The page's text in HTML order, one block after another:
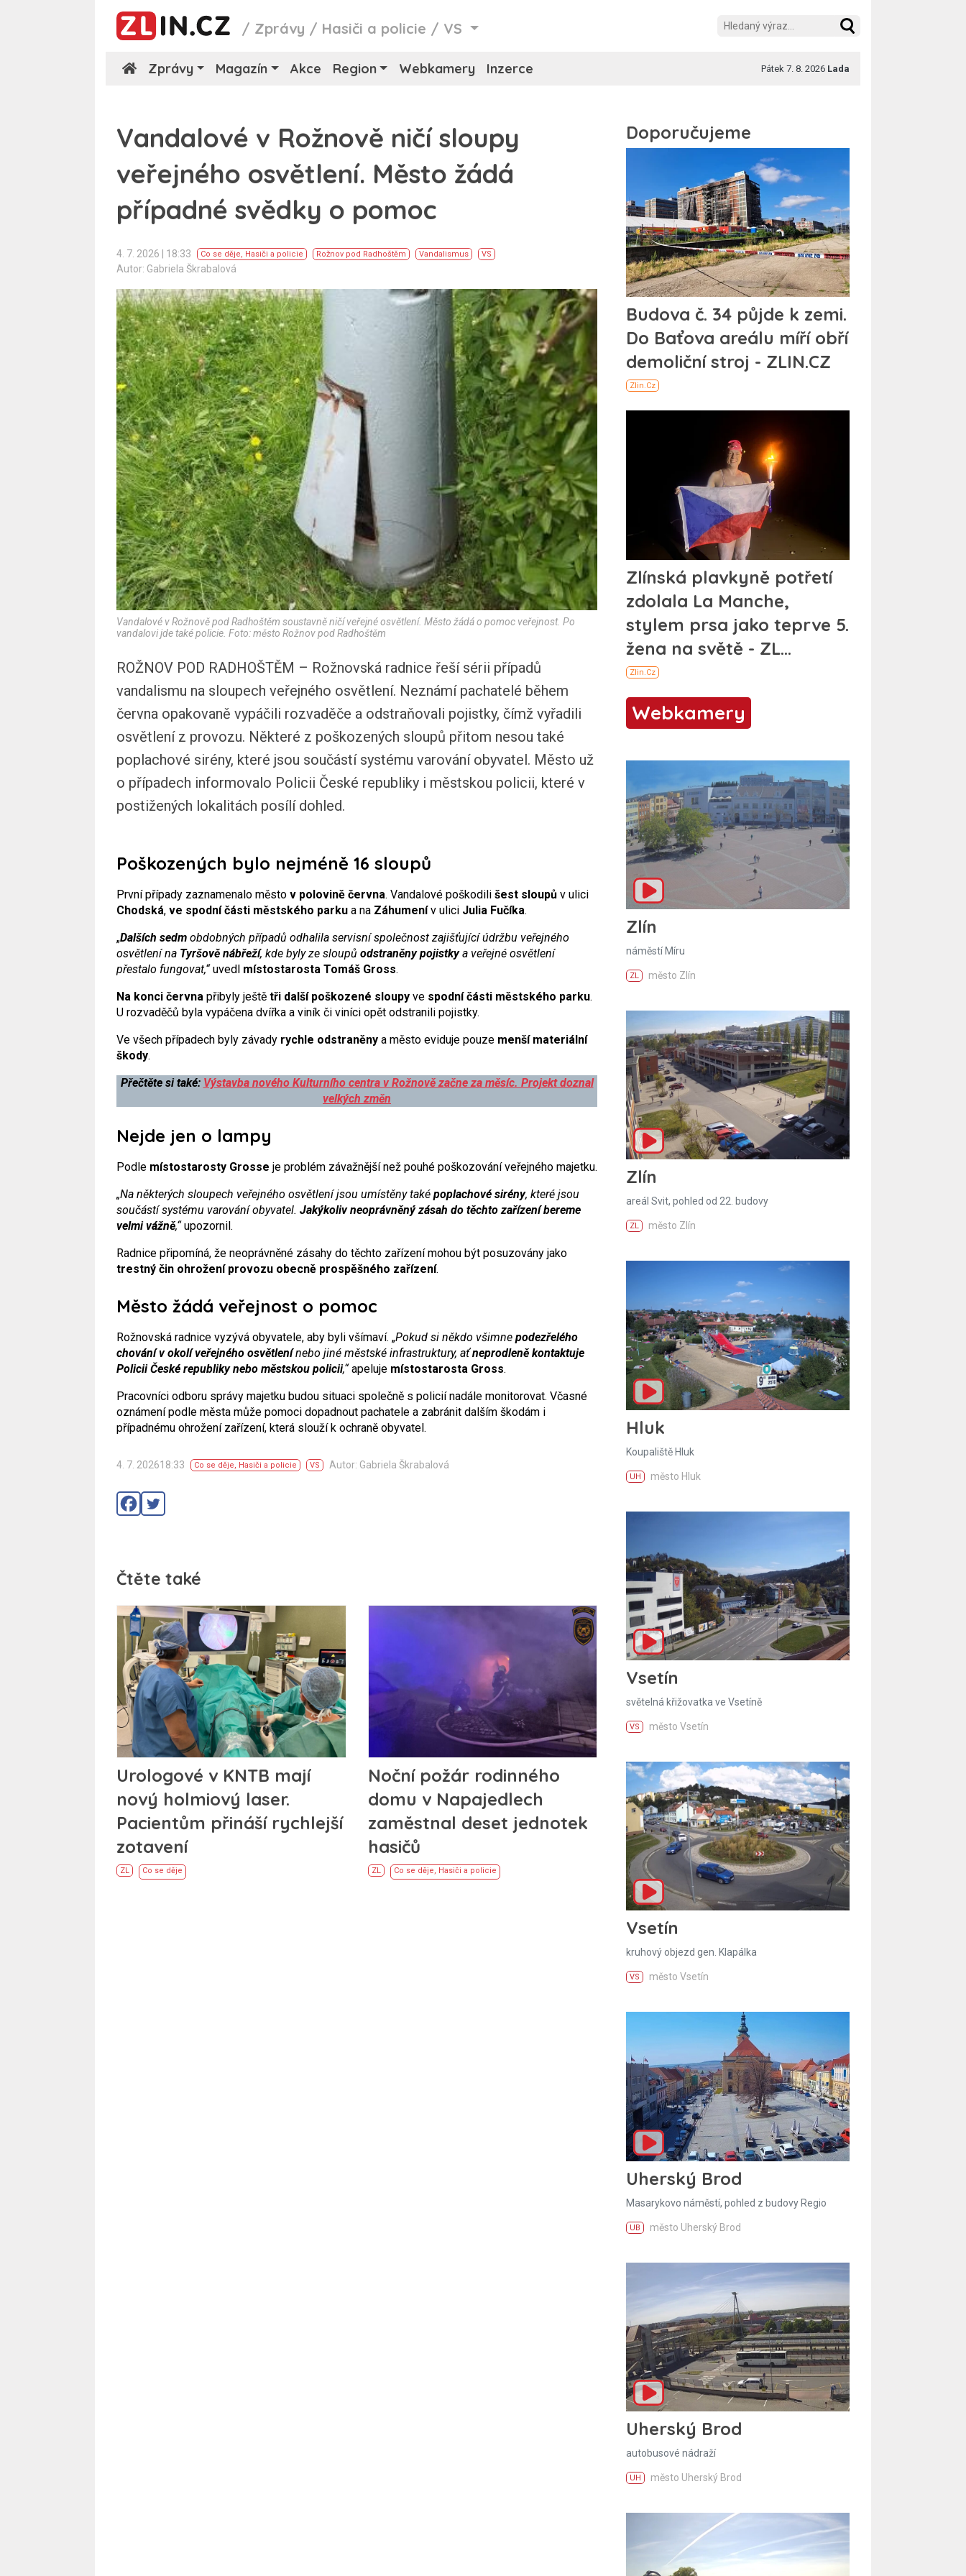
/ Zprávy / Hasiči a policie / VS
Zprávy Magazín Akce Region Webkamery Inzerce Pátek 7. 8. 2026 Lada
Vandalové v Rožnově ničí sloupy
veřejného osvětlení. Město žádá
případné svědky o pomoc
4. 7. 2026 | 18:33 Co se děje, Hasiči a policie Rožnov pod Radhoštěm Vandalismus VS
Autor: Gabriela Škrabalová
Vandalové v Rožnově pod Radhoštěm soustavně ničí veřejné osvětlení. Město žádá o pomoc veřejnost. Po
vandalovi jde také policie. Foto: město Rožnov pod Radhoštěm
ROŽNOV POD RADHOŠTĚM – Rožnovská radnice řeší sérii případů
vandalismu na sloupech veřejného osvětlení. Neznámí pachatelé během
června opakovaně vypáčili rozvaděče a odstraňovali pojistky, čímž vyřadili
osvětlení z provozu. Některé z poškozených sloupů přitom nesou také
poplachové sirény, které jsou součástí systému varování obyvatel. Město už
o případech informovalo Policii České republiky i městskou policii, které v
postižených lokalitách posílí dohled.
Poškozených bylo nejméně 16 sloupů
První případy zaznamenalo město v polovině června. Vandalové poškodili šest sloupů v ulici
Chodská, ve spodní části městského parku a na Záhumenív ulici Julia Fučíka.
„Dalších sedm obdobných případů odhalila servisní společnost zajišťující údržbu veřejného
osvětlení na Tyršově nábřeží, kde byly ze sloupů odstraněny pojistkya veřejné osvětlení
přestalo fungovat,“uvedl místostarosta Tomáš Gross.
Na konci června přibyly ještě tři další poškozené sloupy ve spodní části městského parku.
U rozvaděčů byla vypáčena dvířka a viník či viníci opět odstranili pojistky.
Ve všech případech byly závady rychle odstraněny a město eviduje pouze menší materiální
škody.
Přečtěte si také: Výstavba nového Kulturního centra v Rožnově začne za měsíc. Projekt doznal
velkých změn
Nejde jen o lampy
Podle místostarosty Grosse je problém závažnější než pouhé poškozování veřejného majetku.
„Na některých sloupech veřejného osvětlení jsou umístěny také poplachové sirény, které jsou
součástí systému varování obyvatel. Jakýkoliv neoprávněný zásah do těchto zařízení bereme
velmi vážně,“upozornil.
Radnice připomíná, že neoprávněné zásahy do těchto zařízení mohou být posuzovány jako
trestný čin ohrožení provozu obecně prospěšného zařízení.
Město žádá veřejnost o pomoc
Rožnovská radnice vyzývá obyvatele, aby byli všímaví. „Pokud si někdo všimne podezřelého
chování v okolí veřejného osvětlenínebo jiné městské infrastruktury, aťneprodleně kontaktuje
Policii České republiky nebo městskou policii,“apeluje místostarosta Gross.
Pracovníci odboru správy majetku budou situaci společně s policií nadále monitorovat. Včasné
oznámení podle města může pomoci dopadnout pachatele a zabránit dalším škodám i
případnému ohrožení zařízení, která slouží k ochraně obyvatel.
4. 7. 202618:33 Co se děje Hasiči a policie VS Autor: Gabriela Škrabalová
Čtěte také
Urologové v KNTB mají
nový holmiový laser.
Pacientům přináší rychlejší
zotavení
ZL Co se děje
Noční požár rodinného
domu v Napajedlech
zaměstnal deset jednotek
hasičů
ZL Co se děje, Hasiči a policie
Webkamery
Zlín
náměstí Míru
ZL město Zlín
Zlín
areál Svit, pohled od 22. budovy
ZL město Zlín
Hluk
Koupaliště Hluk
UH město Hluk
Vsetín
světelná křižovatka ve Vsetíně
VS město Vsetín
Vsetín
kruhový objezd gen. Klapálka
VS město Vsetín
Uherský Brod
Masarykovo náměstí, pohled z budovy Regio
UB město Uherský Brod
Uherský Brod
autobusové nádraží
UH město Uherský Brod